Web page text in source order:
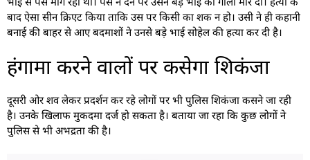
बाद ऐसा सीन क्रिएट किया ताकि उस पर किसी का शक न हो। उसी ने ही कहानी
बनाई की बाहर से आए बदमाशों ने उनसे बड़े भाई सोहेल की हत्या कर दी है।
हंगामा करने वालों पर कसेगा शिकंजा
दूसरी ओर शव लेकर प्रदर्शन कर रहे लोगों पर भी पुलिस शिकंजा कसने जा रही
है। उनके खिलाफ मुकदमा दर्ज हो सकता है। बताया जा रहा कि कुछ लोगों ने
पुलिस से भी अभद्रता की है।